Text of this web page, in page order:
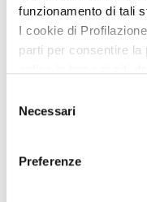
funzionamento di tali
I cookie di
parti per consentire la
qualsiasi momento.
delNecessari
Preferenze
PASSWORD (minimo 8
Oppure prosegui